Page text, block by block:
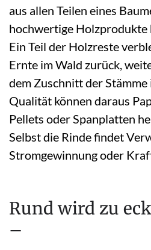
aus allen Teilen eines
hochwertige Holzprodukte
Ein Teil der Holzreste
Ernte im Wald zurück,
dem Zuschnitt der Stämme
Qualität können daraus
Pellets oder Spanplatten
Selbst die Rinde findet
Stromgewinnung oder
Rund wird zu
–